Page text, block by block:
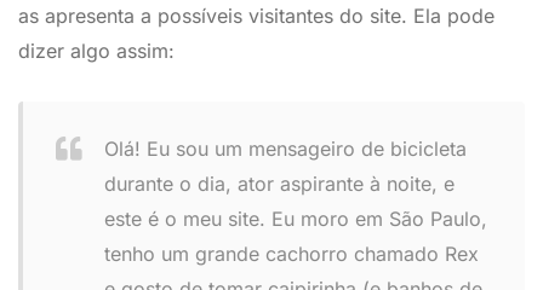
as apresenta a possíveis visitantes do site. Ela pode
dizer algo assim:
Olá! Eu sou um mensageiro de bicicleta
durante o dia, ator aspirante à noite, e
este é o meu site. Eu moro em São Paulo,
tenho um grande cachorro chamado Rex